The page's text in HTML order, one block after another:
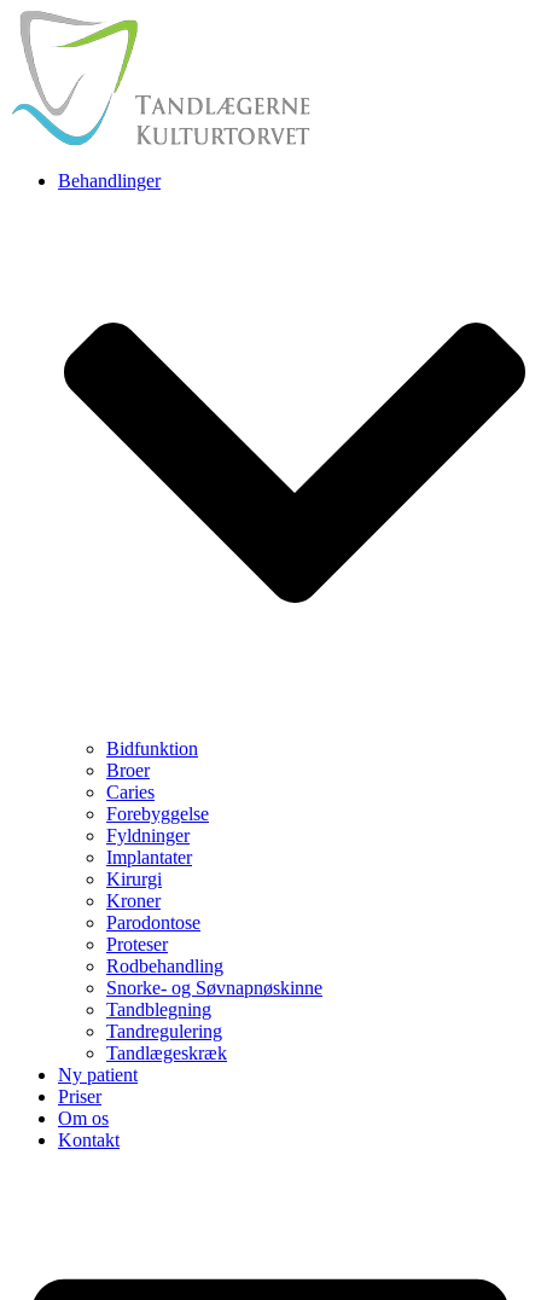
Behandlinger
Bidfunktion
Broer
Caries
Forebyggelse
Fyldninger
Implantater
Kirurgi
Kroner
Parodontose
Proteser
Rodbehandling
Snorke- og Søvnapnøskinne
Tandblegning
Tandregulering
Tandlægeskræk
Ny patient
Priser
Om os
Kontakt